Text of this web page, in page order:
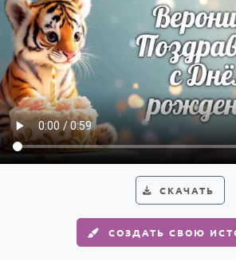
ПЕРСОНАЛЬНЫЕ
Пожелания
По именам
По годам
СКАЧАТЬ
СОЗДАТЬ СВОЮ